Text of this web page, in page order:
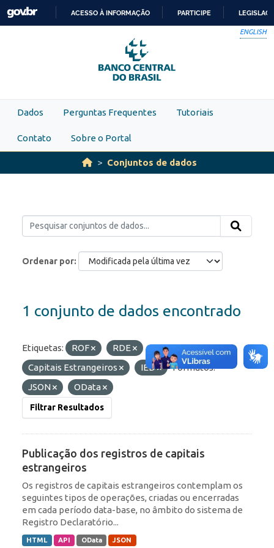
Skip to main content
PARA
O
CONTEÚDO
ACESSO À INFORMAÇÃO PARTICIPE
ENGLISH
Dados Perguntas Frequentes Tutoriais
Contato Sobre o Portal
Conjuntos de dados
Ordenar por
1 conjunto de dados encontrado
Etiquetas: ROF
RDE
Capitais Estrangeiros
IED
Formatos:
JSON
OData
Filtrar Resultados
Publicação dos registros de capitais
estrangeiros
Os registros de capitais estrangeiros contemplam os
seguintes tipos de operações, criadas ou encerradas
em cada período data-base, no âmbito do sistema de
Registro Declaratório...
HTML API OData JSON